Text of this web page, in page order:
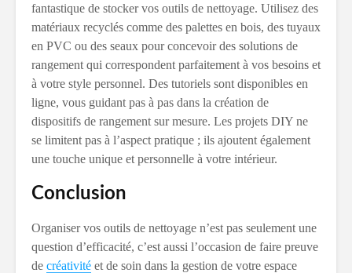
fantastique de stocker vos outils de nettoyage. Utilisez des
matériaux recyclés comme des palettes en bois, des tuyaux
en PVC ou des seaux pour concevoir des solutions de
rangement qui correspondent parfaitement à vos besoins et
à votre style personnel. Des tutoriels sont disponibles en
ligne, vous guidant pas à pas dans la création de
dispositifs de rangement sur mesure. Les projets DIY ne
se limitent pas à l’aspect pratique ; ils ajoutent également
une touche unique et personnelle à votre intérieur.
Conclusion
Organiser vos outils de nettoyage n’est pas seulement une
question d’efficacité, c’est aussi l’occasion de faire preuve
de créativité et de soin dans la gestion de votre espace